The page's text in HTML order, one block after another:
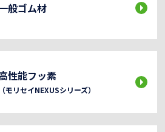
般ゴム材
性能フッ素
（モリセイNEXUSシリーズ）